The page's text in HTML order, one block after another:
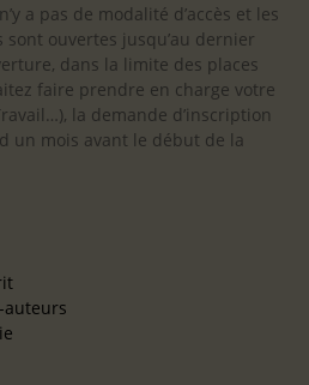
a pas de modalité d’accès et les
ouvertes jusqu’au dernier
dans la limite des places
faire prendre en charge votre
la demande d’inscription
un mois avant le début de la
auteurs